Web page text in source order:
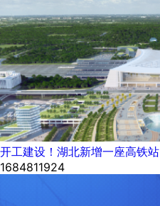
开工建设！湖北新增一座高铁站
1684811924